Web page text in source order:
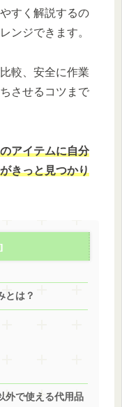
すく解説するの
ンジできます。
較、安全に作業
させるコツまで
アイテムに自分
きっと見つかり
とは？
外で使える代用品